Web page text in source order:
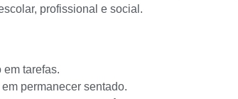
profissional e social.
em tarefas.
permanecer sentado.